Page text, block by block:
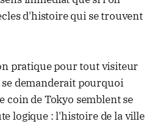
d'histoire qui se trouvent
pratique pour tout visiteur
demanderait pourquoi
coin de Tokyo semblent se
logique : l'histoire de la ville